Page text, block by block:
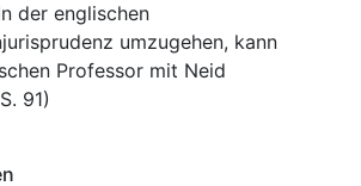
der englischen
umzugehen, kann
Professor mit Neid
91)